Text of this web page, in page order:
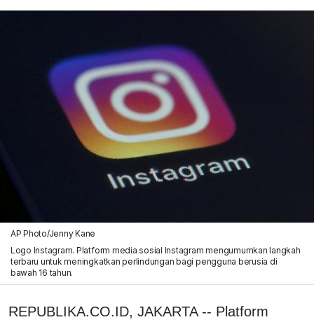
AP Photo/Jenny Kane
Logo Instagram. Platform media sosial Instagram mengumumkan langkah
terbaru untuk meningkatkan perlindungan bagi pengguna berusia di
bawah 16 tahun.
REPUBLIKA.CO.ID, JAKARTA -- Platform